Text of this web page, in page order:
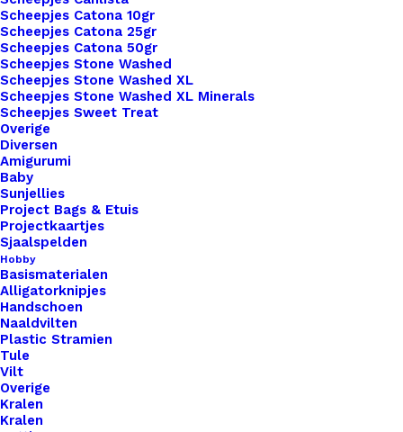
Scheepjes Catona 10gr
Scheepjes Catona 25gr
Scheepjes Catona 50gr
Scheepjes Stone Washed
Scheepjes Stone Washed XL
Scheepjes Stone Washed XL Minerals
Scheepjes Sweet Treat
Overige
Diversen
Amigurumi
Baby
Sunjellies
Project Bags & Etuis
Projectkaartjes
Sjaalspelden
Hobby
Basismaterialen
Alligatorknipjes
Handschoen
Naaldvilten
Plastic Stramien
Tule
Vilt
Overige
Kralen
Kralen
het oog als het dagelijks gebruik. Inclusief schroef.
7 op voorraad
Pannenlappen
Lussen
Met
Bevestiging
Schroef
Oranje
aantal
Toevoegen aan verlanglijst
Artikelnummer
Categorie
Kleur